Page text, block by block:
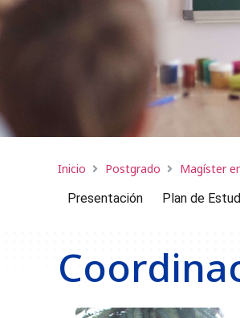
Inicio Postgrado Magíster
Presentación
Plan de